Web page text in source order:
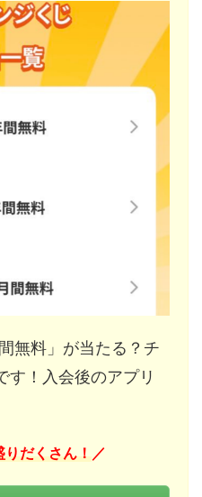
無料」が当たる？チ
す！入会後のアプリ
だくさん！ ／